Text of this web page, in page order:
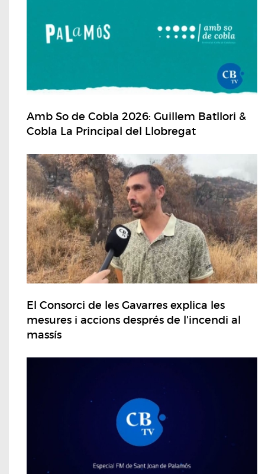
Amb So de Cobla 2026: Guillem Batllori &
Cobla La Principal del Llobregat
El Consorci de les Gavarres explica les
mesures i accions després de l'incendi al
massís